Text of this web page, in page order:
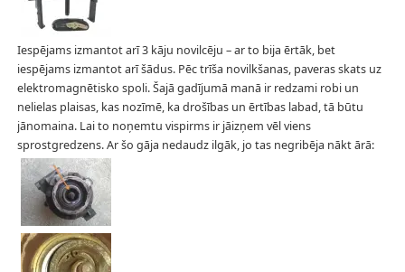
Iespējams izmantot arī 3 kāju novilcēju – ar to bija ērtāk, bet
iespējams izmantot arī šādus. Pēc trīša novilkšanas, paveras skats uz
elektromagnētisko spoli. Šajā gadījumā manā ir redzami robi un
nelielas plaisas, kas nozīmē, ka drošības un ērtības labad, tā būtu
jānomaina. Lai to noņemtu vispirms ir jāizņem vēl viens
sprostgredzens. Ar šo gāja nedaudz ilgāk, jo tas negribēja nākt ārā: